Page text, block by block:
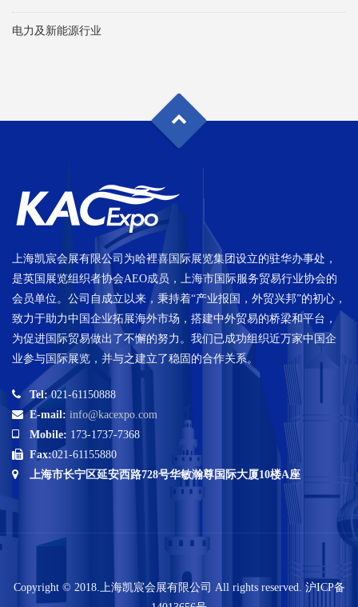
电力及新能源行业
上海凯宸会展有限公司为哈裡喜国际展览集团设立的驻华办事处，
是英国展览组织者协会AEO成员，上海市国际服务贸易行业协会的
会员单位。公司自成立以来，秉持着“产业报国，外贸兴邦”的初心，
致力于助力中国企业拓展海外市场，搭建中外贸易的桥梁和平台，
为促进国际贸易做出了不懈的努力。我们已成功组织近万家中国企
业参与国际展览，并与之建立了稳固的合作关系。
Tel:021-61150888
E-mail: info@kacexpo.com
Mobile: 173-1737-7368
Fax:021-61155880
上海市长宁区延安西路728号华敏瀚尊国际大厦10楼A座
Copyright © 2018.上海凯宸会展有限公司 All rights reserved.沪ICP备